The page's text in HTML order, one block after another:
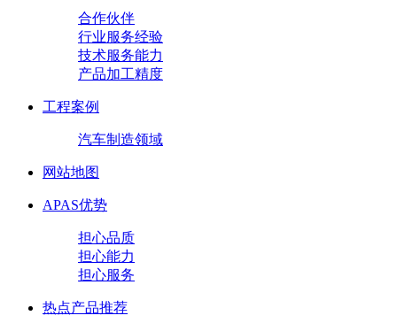
合作伙伴
行业服务经验
技术服务能力
产品加工精度
工程案例
汽车制造领域
网站地图
APAS优势
担心品质
担心能力
担心服务
热点产品推荐